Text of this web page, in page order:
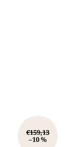
€159,13
–10 %